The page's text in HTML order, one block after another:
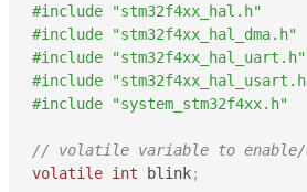
#include "stm32f4xx_hal.h"
#include "stm32f4xx_hal_dma.h"
#include "stm32f4xx_hal_uart.h"
#include
#include "system_stm32f4xx.h"
// volatile variable to enable/
volatile int blink;